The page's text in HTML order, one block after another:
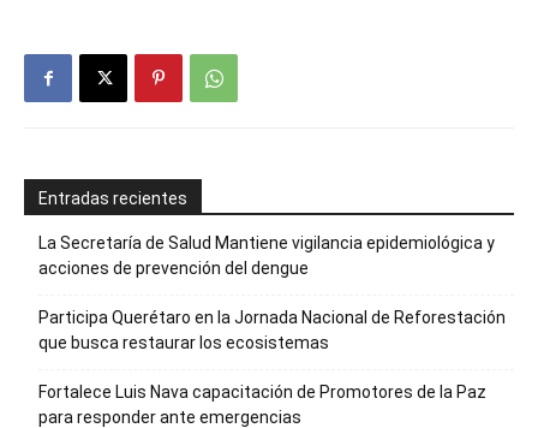
Entradas recientes
La Secretaría de Salud Mantiene vigilancia epidemiológica y
acciones de prevención del dengue
Participa Querétaro en la Jornada Nacional de Reforestación
que busca restaurar los ecosistemas
Fortalece Luis Nava capacitación de Promotores de la Paz
para responder ante emergencias